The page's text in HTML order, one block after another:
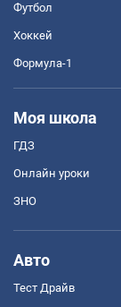
Футбол
Хоккей
Формула-1
Моя школа
ГДЗ
Онлайн уроки
ЗНО
Авто
Тест Драйв